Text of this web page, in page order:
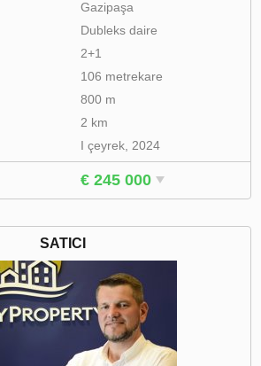
Gazipaşa
Dubleks daire
2+1
106 metrekare
800 m
2 km
I çeyrek, 2024
€ 245 000
SATICI